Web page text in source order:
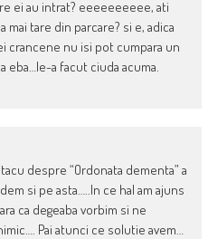
ei au intrat? eeeeeeeeee, ati
mai tare din parcare? si e, adica
crancene nu isi pot cumpara un
eba…le-a facut ciuda acuma.
despre “Ordonata dementa” a
si pe asta…..In ce hal am ajuns
ca degeaba vorbim si ne
Pai atunci ce solutie avem…